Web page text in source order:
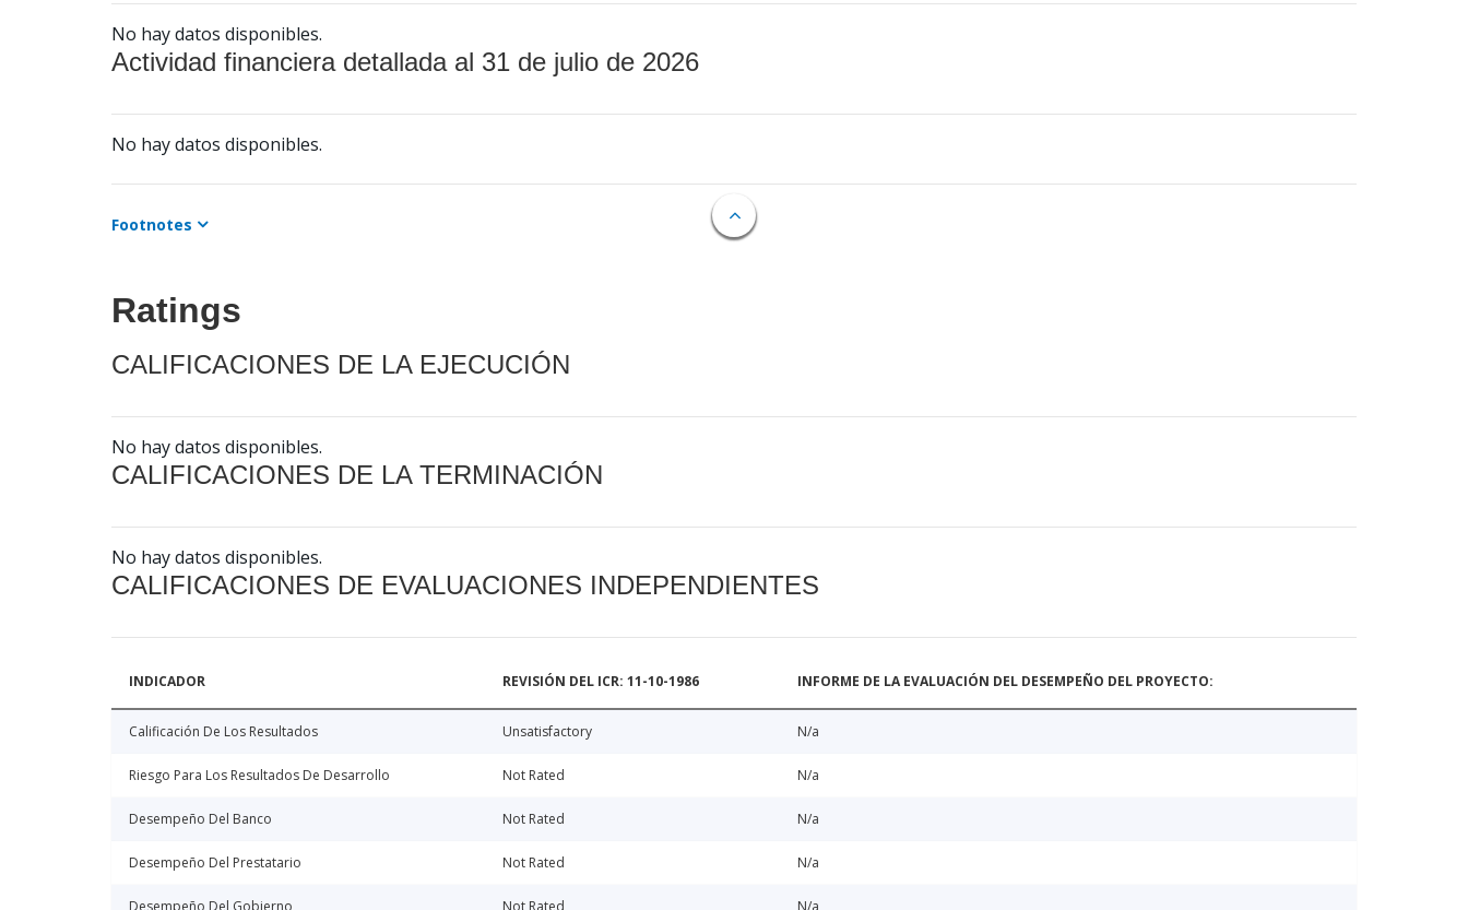
No hay datos disponibles.
Actividad financiera detallada al 31 de julio de 2026
No hay datos disponibles.
Footnotes
Ratings
CALIFICACIONES DE LA EJECUCIÓN
No hay datos disponibles.
CALIFICACIONES DE LA TERMINACIÓN
No hay datos disponibles.
CALIFICACIONES DE EVALUACIONES INDEPENDIENTES
INDICADOR REVISIÓN DEL ICR: 11-10-1986 INFORME DE LA EVALUACIÓN DEL DESEMPEÑO DEL PROYECTO:
Calificación De Los Resultados Unsatisfactory N/a
Riesgo Para Los Resultados De Desarrollo Not Rated N/a
Desempeño Del Banco Not Rated N/a
Desempeño Del Prestatario Not Rated N/a